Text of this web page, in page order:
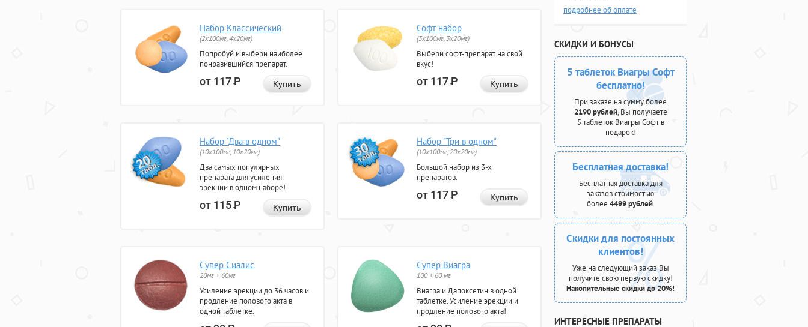
Набор Классический
(2x100мг, 4x20мг)
Попробуй и выбери наиболее
понравившийся препарат.
от 117Р Купить
Софт набор
(3x100мг, 3x20мг)
Выбери софт-препарат на свой
вкус!
от 117Р Купить
Набор "Два в одном"
(10x100мг, 10x20мг)
Два самых популярных
препарата для усиления
эрекции в одном наборе!
от 115Р Купить
Набор "Три в одном"
(10x100мг, 20x20мг)
Большой набор из 3-х
препаратов.
от 117Р Купить
Супер Сиалис
20мг + 60мг
Усиление эрекции до 36 часов и
продление полового акта в
одной таблетке.
Супер Виагра
100 + 60 мг
Виагра и Дапоксетин в одной
таблетке. Усиление эрекции и
продление полового акта!
подробнее об оплате
СКИДКИ И БОНУСЫ
5 таблеток Виагры Софт
бесплатно!
При заказе на сумму более
2190 рублей, Вы получаете
5 таблеток Виагры Софт в
подарок!
Бесплатная доставка!
Бесплатная доставка для
заказов стоимостью
более 4499 рублей.
Скидки для постоянных
клиентов!
Уже на следующий заказ Вы
получите свою первую скидку!
Накопительные скидки до 20%!
ИНТЕРЕСНЫЕ ПРЕПАРАТЫ